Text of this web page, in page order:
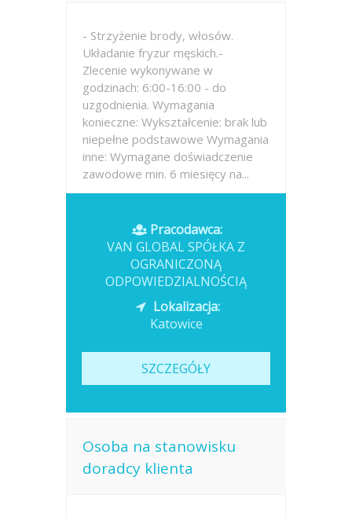
- Strzyżenie brody, włosów.
Układanie fryzur męskich.-
Zlecenie wykonywane w
godzinach: 6:00-16:00 - do
uzgodnienia. Wymagania
konieczne: Wykształcenie: brak lub
niepełne podstawowe Wymagania
inne: Wymagane doświadczenie
zawodowe min. 6 miesięcy na...
Pracodawca:
VAN GLOBAL SPÓŁKA Z
OGRANICZONĄ
ODPOWIEDZIALNOŚCIĄ
Lokalizacja:
Katowice
SZCZEGÓŁY
Osoba na stanowisku
doradcy klienta